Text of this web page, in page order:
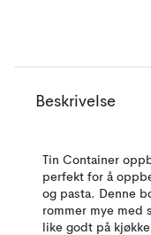
Beskrivelse
Tin Container
perfekt for å
og pasta. Denne
rommer mye med
like godt på